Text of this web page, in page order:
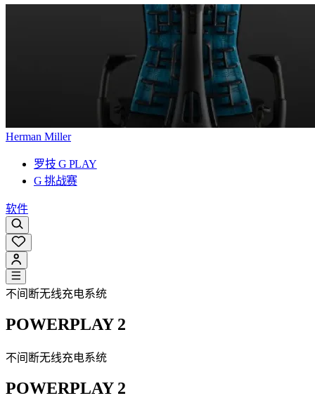
Herman Miller
罗技 G PLAY
G 挑战赛
软件
不间断无线充电系统
POWERPLAY 2
不间断无线充电系统
POWERPLAY 2